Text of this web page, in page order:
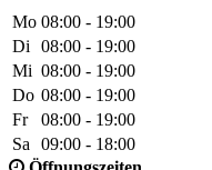
Mo 08:00 - 19:00
Di
08:00 - 19:00
Mi 08:00 - 19:00
Do 08:00 - 19:00
Fr
08:00 - 19:00
Sa
09:00 - 18:00